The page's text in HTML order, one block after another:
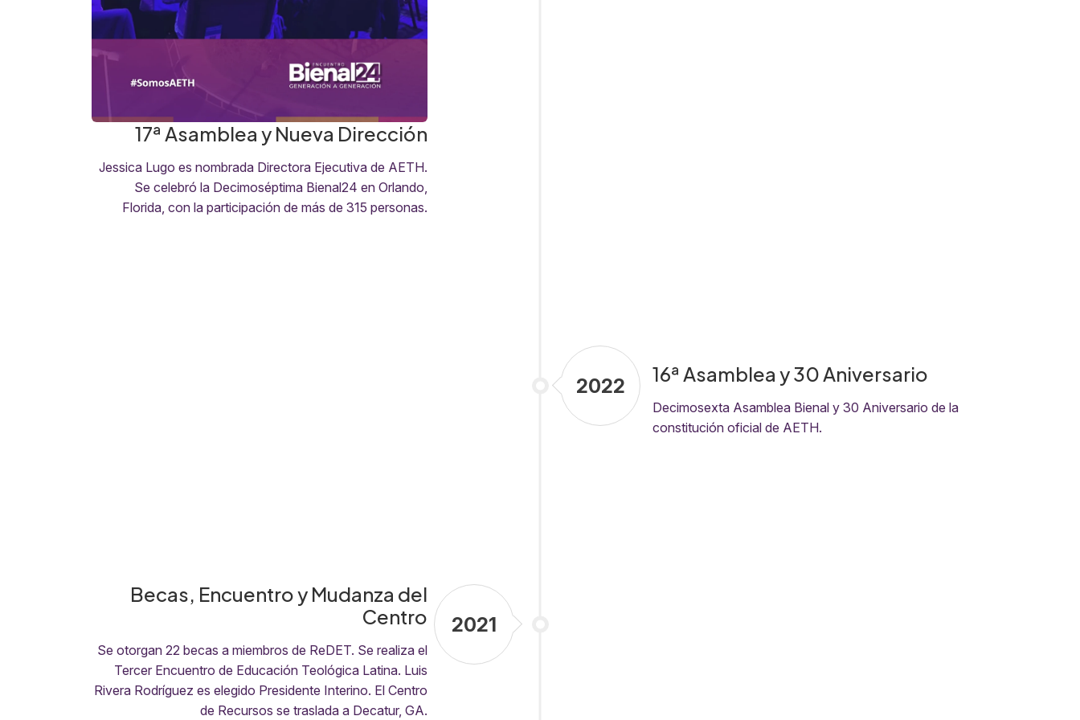
17ª Asamblea y Nueva Dirección
Jessica Lugo es nombrada Directora Ejecutiva de AETH.
Se celebró la Decimoséptima Bienal24 en Orlando,
Florida, con la participación de más de 315 personas.
16ª Asamblea y 30 Aniversario
Decimosexta Asamblea Bienal y 30 Aniversario de la
constitución oficial de AETH.
2022
Becas, Encuentro y Mudanza del
Centro
Se otorgan 22 becas a miembros de ReDET. Se realiza el
Tercer Encuentro de Educación Teológica Latina. Luis
Rivera Rodríguez es elegido Presidente Interino. El Centro
de Recursos se traslada a Decatur, GA.
2021